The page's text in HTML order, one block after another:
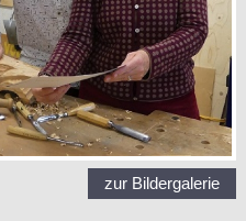
zur Bildergalerie